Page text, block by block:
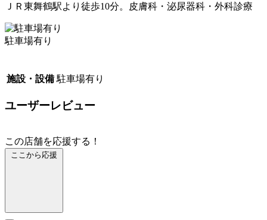
ＪＲ東舞鶴駅より徒歩10分。皮膚科・泌尿器科・外科診療
駐車場有り
施設・設備 駐車場有り
ユーザーレビュー
この店舗を応援する！
ここから応援